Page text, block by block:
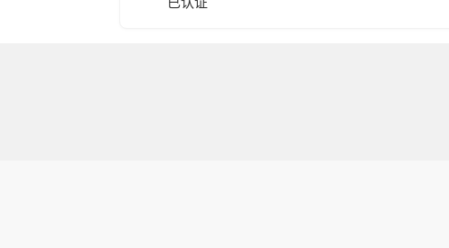
已认证